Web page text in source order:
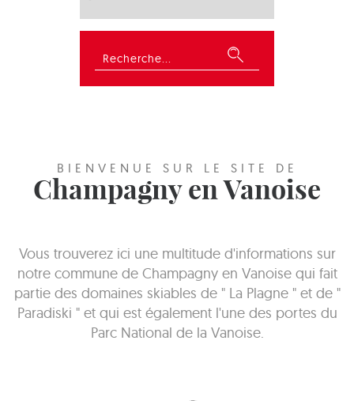
Rechercher
BIENVENUE SUR LE SITE DE
Champagny en Vanoise
Vous trouverez ici une multitude d'informations sur
notre commune de Champagny en Vanoise qui fait
partie des domaines skiables de " La Plagne " et de "
Paradiski " et qui est également l'une des portes du
Parc National de la Vanoise.